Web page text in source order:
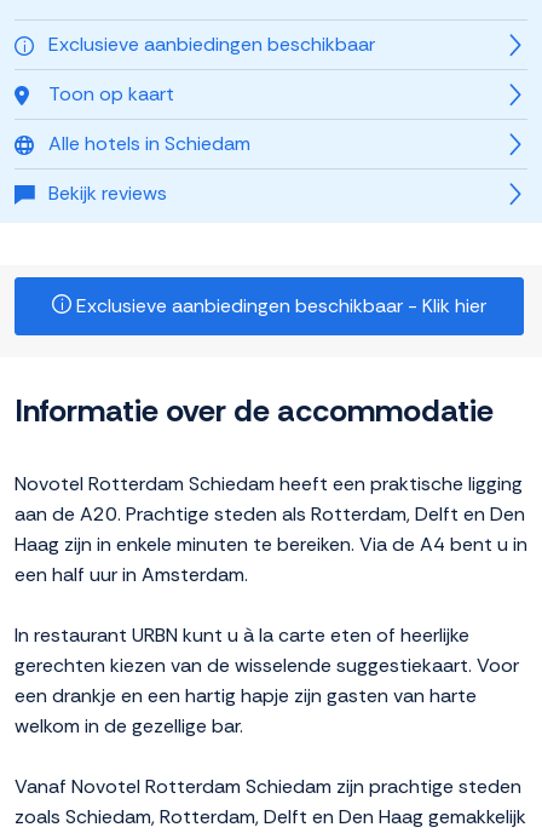
Exclusieve aanbiedingen beschikbaar
Toon op kaart
Alle hotels in Schiedam
Bekijk reviews
Exclusieve aanbiedingen beschikbaar - Klik hier
Informatie over de accommodatie
Novotel Rotterdam Schiedam heeft een praktische ligging
aan de A20. Prachtige steden als Rotterdam, Delft en Den
Haag zijn in enkele minuten te bereiken. Via de A4 bent u in
een half uur in Amsterdam.
In restaurant URBN kunt u à la carte eten of heerlijke
gerechten kiezen van de wisselende suggestiekaart. Voor
een drankje en een hartig hapje zijn gasten van harte
welkom in de gezellige bar.
Vanaf Novotel Rotterdam Schiedam zijn prachtige steden
zoals Schiedam, Rotterdam, Delft en Den Haag gemakkelijk